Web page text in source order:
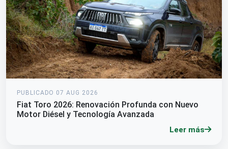
PUBLICADO 07 AUG 2026
Fiat Toro 2026: Renovación Profunda con Nuevo
Motor Diésel y Tecnología Avanzada
Leer más